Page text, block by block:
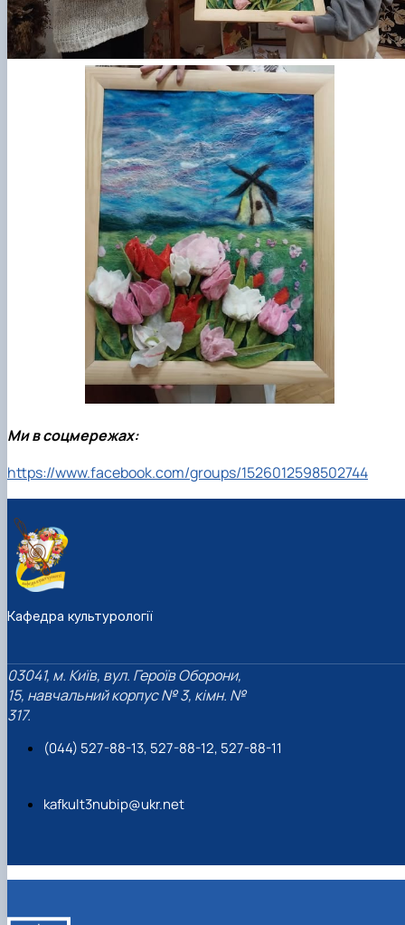
Ми в соцмережах:
https://www.facebook.com/groups/1526012598502744
Кафедра культурології
03041, м. Київ, вул. Героїв Оборони,
15, навчальний корпус № 3, кімн. №
317.
(044) 527-88-13, 527-88-12, 527-88-11
kafkult3nubip@ukr.net